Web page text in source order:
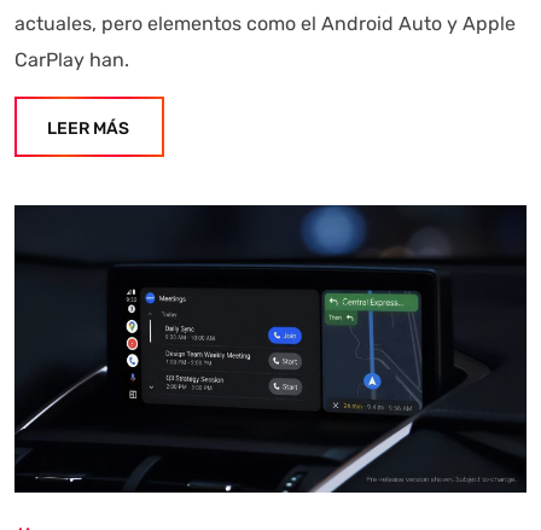
actuales, pero elementos como el Android Auto y Apple
CarPlay han.
LEER MÁS
Autoanalítica IA Agente Inteligente